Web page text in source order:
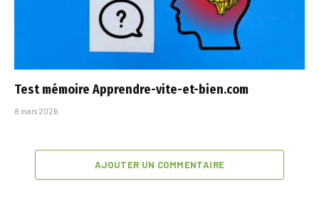
Test mémoire Apprendre-vite-et-bien.com
8 mars 2026
AJOUTER UN COMMENTAIRE